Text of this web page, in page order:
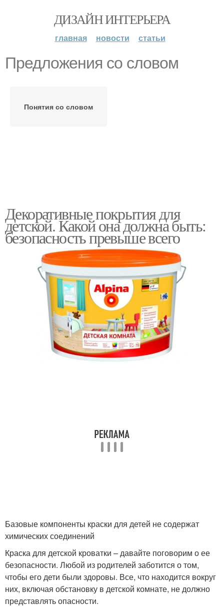
ДИЗАЙН ИНТЕРЬЕРА
главная новости статьи
Предложения со словом
Понятия со словом
Декоративные покрытия для
детской. Какой она должна быть:
безопасность превыше всего
Базовые компоненты краски для детей не содержат
химических соединений
Краска для детской кроватки – давайте поговорим о ее
безопасности. Любой из родителей заботится о том,
чтобы его дети были здоровы. Все, что находится вокруг
них, включая обстановку в детской комнате, не должно
представлять опасности.